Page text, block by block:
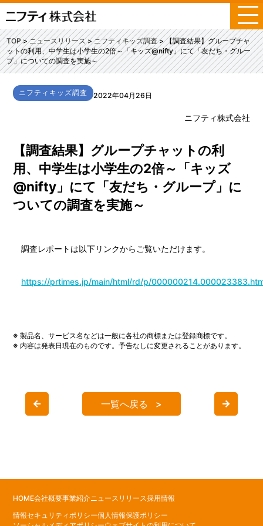
メ
ニ
ュ
ー
TOP ニュースリリース ニフティキッズ調査
【調査結果】グループチャ
ットの利用、中学生は小学生の2倍～「キッズ@nifty」にて「友だち・グルー
プ」についての調査を実施～
ニフティキッズ調査 2022年04月26日
ニフティ株式会社
【調査結果】グループチャットの利
用、中学生は小学生の2倍～「キッズ
@nifty」にて「友だち・グループ」に
ついての調査を実施～
調査レポートは以下リンクからご覧いただけます。
https://prtimes.jp/main/html/rd/p/
※ 製品名、サービス名などは一般に各社の商標または登録商標です。
※ 内容は発表日現在のものです。予告なしに変更されることがあります。
一覧へ戻る
HOME会社概要事業紹介ニュースリリース採用情報
情報セキュリティポリシー個人情報保護ポリシー